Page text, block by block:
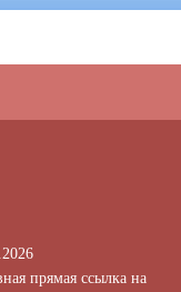
прямая ссылка на